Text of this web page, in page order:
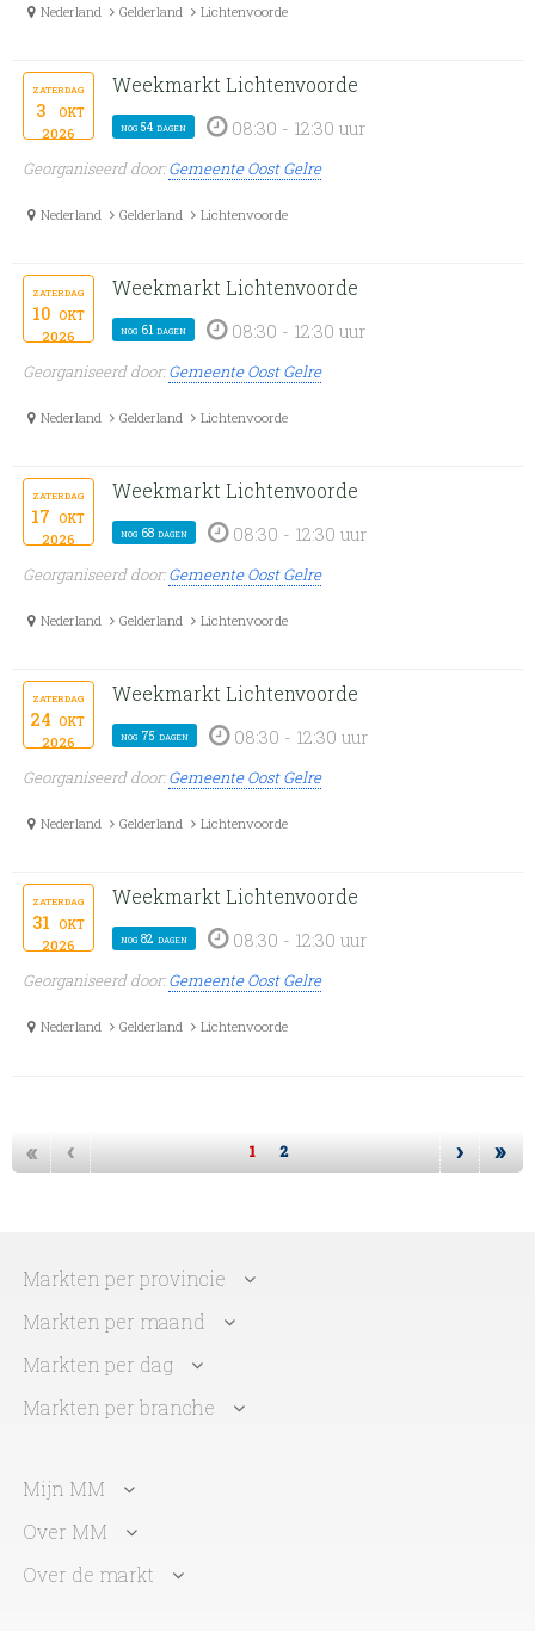
Nederland Gelderland Lichtenvoorde
zaterdag
3 okt
2026
Weekmarkt Lichtenvoorde
nog 54 dagen 08:30 - 12:30 uur
Georganiseerd door:Gemeente Oost Gelre
Nederland Gelderland Lichtenvoorde
zaterdag
10 okt
2026
Weekmarkt Lichtenvoorde
nog 61 dagen 08:30 - 12:30 uur
Georganiseerd door:Gemeente Oost Gelre
Nederland Gelderland Lichtenvoorde
zaterdag
17 okt
2026
Weekmarkt Lichtenvoorde
nog 68 dagen 08:30 - 12:30 uur
Georganiseerd door:Gemeente Oost Gelre
Nederland Gelderland Lichtenvoorde
zaterdag
24 okt
2026
Weekmarkt Lichtenvoorde
nog 75 dagen 08:30 - 12:30 uur
Georganiseerd door:Gemeente Oost Gelre
Nederland Gelderland Lichtenvoorde
zaterdag
31 okt
2026
Weekmarkt Lichtenvoorde
nog 82 dagen 08:30 - 12:30 uur
Georganiseerd door:Gemeente Oost Gelre
Nederland Gelderland Lichtenvoorde
« ‹ 1 2 › »
Markten per provincie
Markten per maand
Markten per dag
Markten per branche
Mijn MM
Over MM
Over de markt